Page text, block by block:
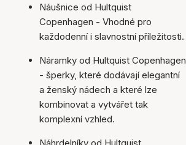
Náušnice od Hultquist
Copenhagen - Vhodné pro
každodenní i slavnostní příležitosti.
Náramky od Hultquist Copenhagen
- šperky, které dodávají elegantní
a ženský nádech a které lze
kombinovat a vytvářet tak
komplexní vzhled.